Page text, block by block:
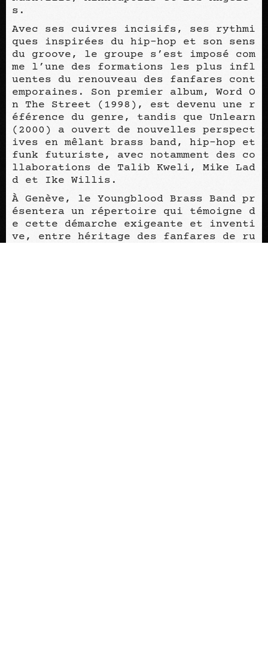
s.
Avec ses cuivres incisifs, ses rythmi
ques inspirées du hip-hop et son sens
du groove, le groupe s’est imposé com
me l’une des formations les plus infl
uentes du renouveau des fanfares cont
emporaines. Son premier album, Word O
n The Street (1998), est devenu une r
éférence du genre, tandis que Unlearn
(2000) a ouvert de nouvelles perspect
ives en mêlant brass band, hip-hop et
funk futuriste, avec notamment des co
llaborations de Talib Kweli, Mike Lad
d et Ike Willis.
À Genève, le Youngblood Brass Band pr
ésentera un répertoire qui témoigne d
e cette démarche exigeante et inventi
ve, entre héritage des fanfares de ru